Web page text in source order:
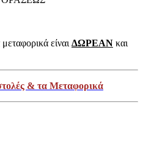
είναιΔΩΡΕΑΝ και
& τα Μεταφορικά